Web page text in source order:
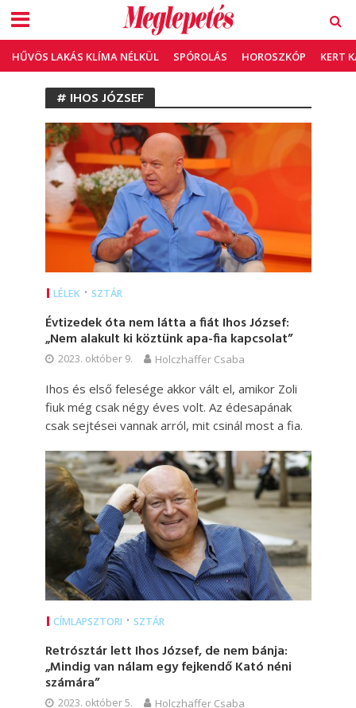
HŰVÖS LAKÁS KLÍMA NÉLKÜL SPÓROLÁS HOROSZKÓP KERT
# IHOS JÓZSEF
LÉLEK • SZTÁR
Évtizedek óta nem látta a fiát Ihos József:
„Nem alakult ki köztünk apa-fia kapcsolat”
2023. október 9. Holczhaffer Csaba
Ihos és első felesége akkor vált el, amikor Zoli
fiuk még csak négy éves volt. Az édesapának
csak sejtései vannak arról, mit csinál most a fia.
CÍMLAPSZTORI • SZTÁR
Retrósztár lett Ihos József, de nem bánja:
„Mindig van nálam egy fejkendő Kató néni
számára”
2023. október 5. Holczhaffer Csaba